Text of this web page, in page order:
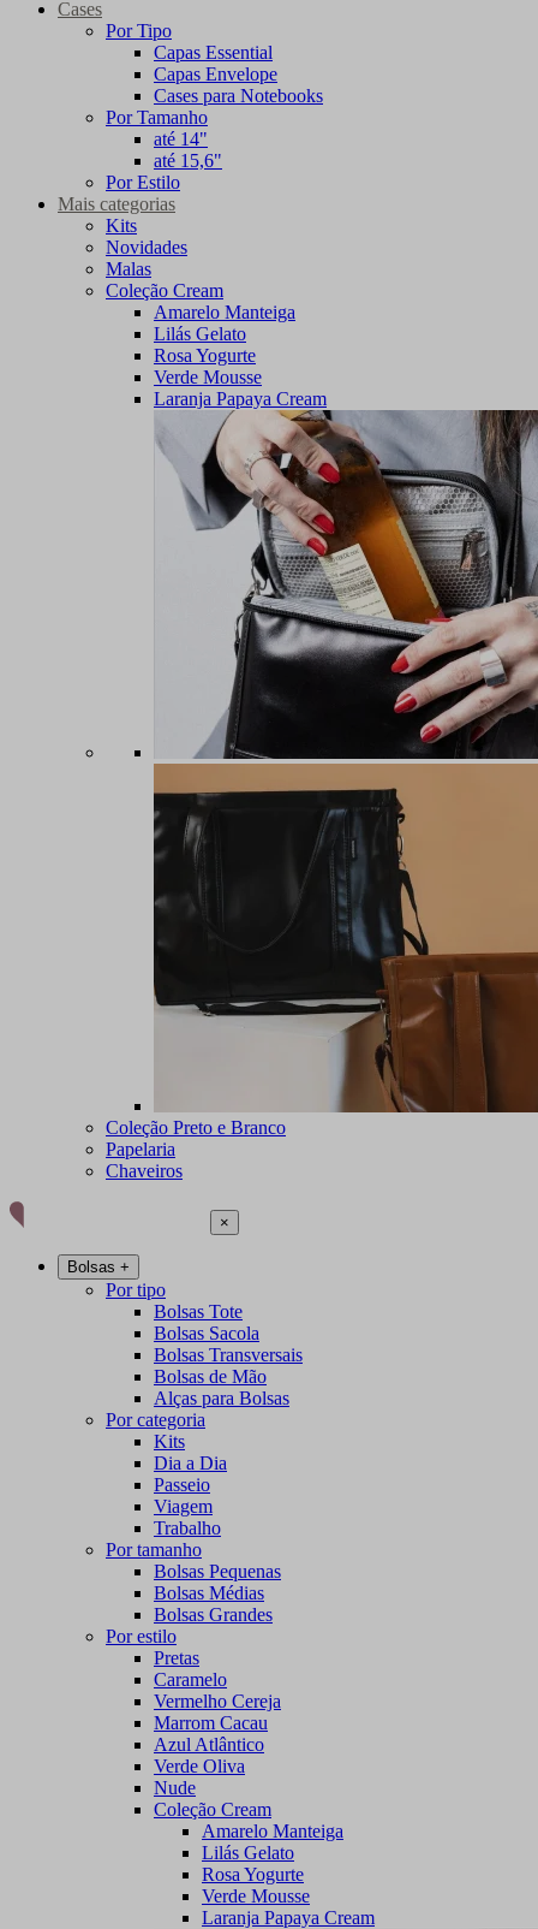
Cases
Por Tipo
Capas Essential
Capas Envelope
Cases para Notebooks
Por Tamanho
até 14"
até 15,6"
Por Estilo
Mais categorias
Kits
Novidades
Malas
Coleção Cream
Amarelo Manteiga
Lilás Gelato
Rosa Yogurte
Verde Mousse
Laranja Papaya Cream
Coleção Preto e Branco
Papelaria
Chaveiros
×
Bolsas +
Por tipo
Bolsas Tote
Bolsas Sacola
Bolsas Transversais
Bolsas de Mão
Alças para Bolsas
Por categoria
Kits
Dia a Dia
Passeio
Viagem
Trabalho
Por tamanho
Bolsas Pequenas
Bolsas Médias
Bolsas Grandes
Por estilo
Pretas
Caramelo
Vermelho Cereja
Marrom Cacau
Azul Atlântico
Verde Oliva
Nude
Coleção Cream
Amarelo Manteiga
Lilás Gelato
Rosa Yogurte
Verde Mousse
Laranja Papaya Cream